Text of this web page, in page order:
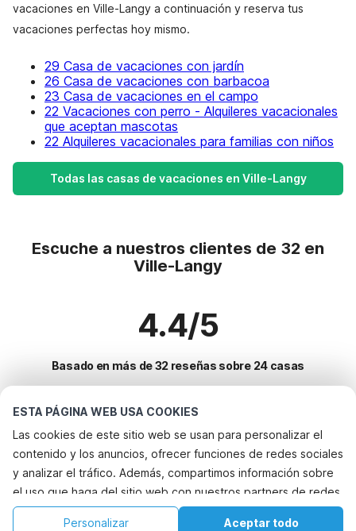
ESTA PÁGINA WEB USA COOKIES
Las cookies de este sitio web se usan para personalizar el
contenido y los anuncios, ofrecer funciones de redes sociales
y analizar el tráfico. Además, compartimos información sobre
el uso que haga del sitio web con nuestros partners de redes
sociales, publicidad y análisis web, quienes pueden
Aceptar todo
Personalizar
vacaciones en Ville-Langy a continuación y reserva tus
vacaciones perfectas hoy mismo.
29 Casa de vacaciones con jardín
26 Casa de vacaciones con barbacoa
23 Casa de vacaciones en el campo
22 Vacaciones con perro - Alquileres vacacionales
que aceptan mascotas
22 Alquileres vacacionales para familias con niños
Todas las casas de vacaciones en Ville-Langy
Escuche a nuestros clientes de 32 en
Ville-Langy
4.4/5
Basado en más de 32 reseñas sobre 24 casas
Destinos más populares para vacaciones
Ciudades con los mejores servicios para vacaciones
Alquileres vacacionales para familias con niños assignan
Alquileres vacacionales para familias con niños les-aires
Servicios populares para vacaciones en Ville-langy
Casa de vacaciones con jardín
Ciudades populares para vacaciones en Charente